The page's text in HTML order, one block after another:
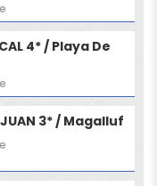
4* / Playa De
JUAN 3* / Magalluf